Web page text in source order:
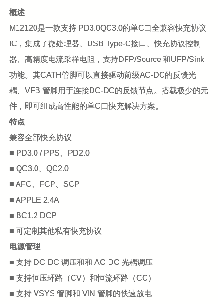
概述
M12120是一款支持 PD3.0QC3.0的单C口全兼容快充协议
IC，集成了微处理器、USB Type-C接口、快充协议控制
器、高精度电流采样电阻，支持DFP/Source 和UFP/Sink
功能。其CATH管脚可以直接驱动前级AC-DC的反馈光
耦、VFB 管脚用于连接DC-DC的反馈节点。搭载极少的元
件，即可组成高性能的单C口快充解决方案。
特点
兼容全部快充协议
■ PD3.0 / PPS、PD2.0
■ QC3.0、QC2.0
■ AFC、FCP、SCP
■ APPLE 2.4A
■ BC1.2 DCP
■ 可定制其他私有快充协议
电源管理
■ 支持 DC-DC 调压和和 AC-DC 光耦调压
■ 支持恒压环路（CV）和恒流环路（CC）
■ 支持 VSYS 管脚和 VIN 管脚的快速放电